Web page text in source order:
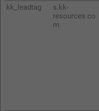
kk_leadtag
s.kk-
resources.co
m